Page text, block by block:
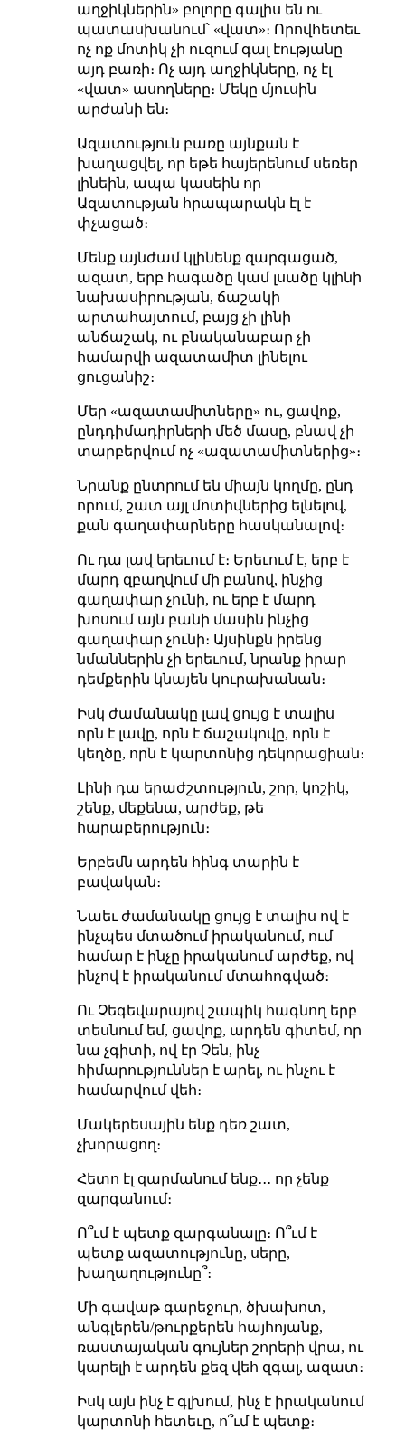
աղջիկներին» բոլորը գալիս են ու
պատասխանում՝ «վատ»։ Որովհետեւ
ոչ ոք մոտիկ չի ուզում գալ էությանը
այդ բառի։ Ոչ այդ աղջիկները, ոչ էլ
«վատ» ասողները։ Մեկը մյուսին
արժանի են։
Ազատություն բառը այնքան է
խաղացվել, որ եթե հայերենում սեռեր
լինեին, ապա կասեին որ
Ազատության հրապարակն էլ է
փչացած։
Մենք այնժամ կլինենք զարգացած,
ազատ, երբ հագածը կամ լսածը կլինի
նախասիրության, ճաշակի
արտահայտում, բայց չի լինի
անճաշակ, ու բնականաբար չի
համարվի ազատամիտ լինելու
ցուցանիշ։
Մեր «ազատամիտները» ու, ցավոք,
ընդդիմադիրների մեծ մասը, բնավ չի
տարբերվում ոչ «ազատամիտներից»։
Նրանք ընտրում են միայն կողմը, ընդ
որում, շատ այլ մոտիվներից ելնելով,
քան գաղափարները հասկանալով։
Ու դա լավ երեւում է։ Երեւում է, երբ է
մարդ զբաղվում մի բանով, ինչից
գաղափար չունի, ու երբ է մարդ
խոսում այն բանի մասին ինչից
գաղափար չունի։ Այսինքն իրենց
նմաններին չի երեւում, նրանք իրար
դեմքերին կնայեն կուրախանան։
Իսկ ժամանակը լավ ցույց է տալիս
որն է լավը, որն է ճաշակովը, որն է
կեղծը, որն է կարտոնից դեկորացիան։
Լինի դա երաժշտություն, շոր, կոշիկ,
շենք, մեքենա, արժեք, թե
հարաբերություն։
Երբեմն արդեն հինգ տարին է
բավական։
Նաեւ ժամանակը ցույց է տալիս ով է
ինչպես մտածում իրականում, ում
համար է ինչը իրականում արժեք, ով
ինչով է իրականում մտահոգված։
Ու Չեգեվարայով շապիկ հագնող երբ
տեսնում եմ, ցավոք, արդեն գիտեմ, որ
նա չգիտի, ով էր Չեն, ինչ
հիմարություններ է արել, ու ինչու է
համարվում վեհ։
Մակերեսային ենք դեռ շատ,
չխորացող։
Հետո էլ զարմանում ենք․․․ որ չենք
զարգանում։
Ո՞ւմ է պետք զարգանալը։ Ո՞ւմ է
պետք ազատությունը, սերը,
խաղաղությունը՞։
Մի գավաթ գարեջուր, ծխախոտ,
անգլերեն/թուրքերեն հայհոյանք,
ռաստայական գույներ շորերի վրա, ու
կարելի է արդեն քեզ վեհ զգալ, ազատ։
Իսկ այն ինչ է գլխում, ինչ է իրականում
կարտոնի հետեւը, ո՞ւմ է պետք։